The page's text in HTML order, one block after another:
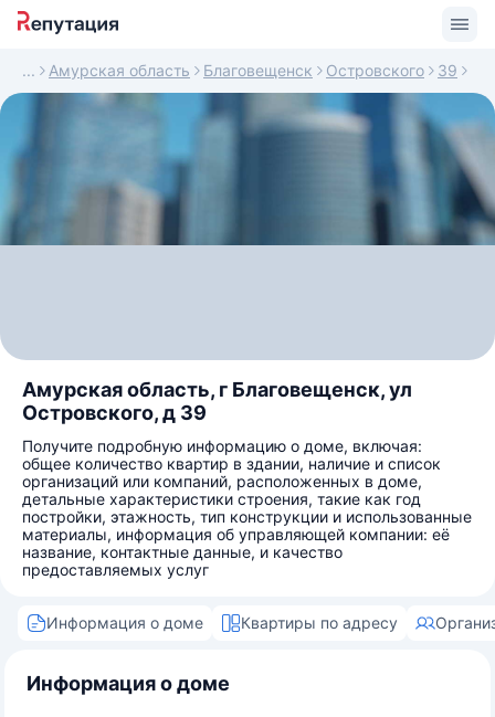
Амурская область Благовещенск Островского 39
Амурская область, г Благовещенск, ул
Островского, д 39
Получите подробную информацию о доме, включая:
общее количество квартир в здании, наличие и список
организаций или компаний, расположенных в доме,
детальные характеристики строения, такие как год
постройки, этажность, тип конструкции и использованные
материалы, информация об управляющей компании: её
название, контактные данные, и качество
предоставляемых услуг
Информация о доме Квартиры по адресу
Информация о доме